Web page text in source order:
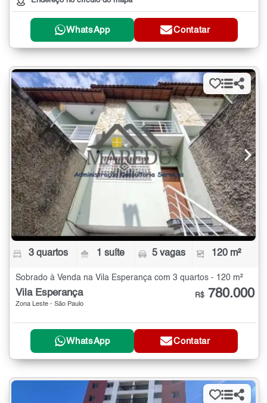
WhatsApp Contatar
3 quartos 1 suíte 5 vagas 120 m²
Sobrado à Venda na Vila Esperança com 3 quartos - 120 m²
Vila Esperança
Zona Leste - São Paulo
R$ 780.000
WhatsApp Contatar